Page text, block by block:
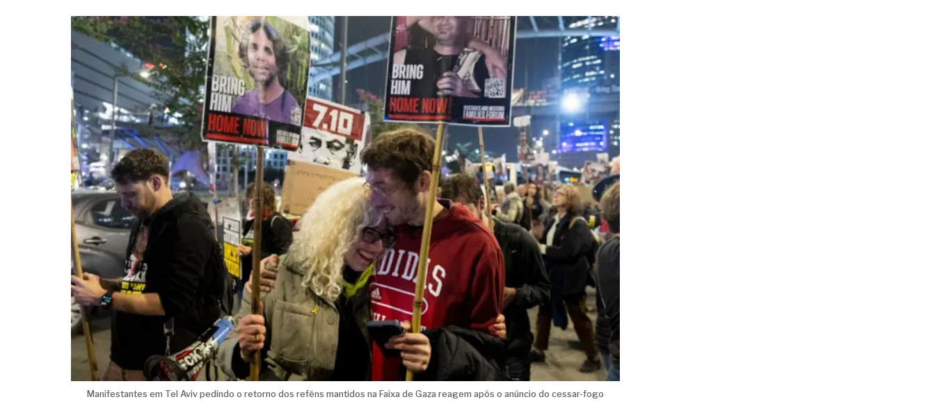
Manifestantes em Tel Aviv pedindo o retorno dos reféns mantidos na Faixa de Gaza reagem após o anúncio do cessar-fogo